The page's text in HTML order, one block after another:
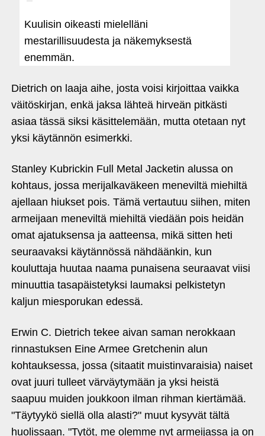
Kuulisin oikeasti mielelläni
mestarillisuudesta ja näkemyksestä
enemmän.
Dietrich on laaja aihe, josta voisi kirjoittaa vaikka
väitöskirjan, enkä jaksa lähteä hirveän pitkästi
asiaa tässä siksi käsittelemään, mutta otetaan nyt
yksi käytännön esimerkki.
Stanley Kubrickin Full Metal Jacketin alussa on
kohtaus, jossa merijalkaväkeen meneviltä miehiltä
ajellaan hiukset pois. Tämä vertautuu siihen, miten
armeijaan meneviltä miehiltä viedään pois heidän
omat ajatuksensa ja aatteensa, mikä sitten heti
seuraavaksi käytännössä nähdäänkin, kun
kouluttaja huutaa naama punaisena seuraavat viisi
minuuttia tasapäistetyksi laumaksi pelkistetyn
kaljun miesporukan edessä.
Erwin C. Dietrich tekee aivan saman nerokkaan
rinnastuksen Eine Armee Gretchenin alun
kohtauksessa, jossa (sitaatit muistinvaraisia) naiset
ovat juuri tulleet värväytymään ja yksi heistä
saapuu muiden joukkoon ilman rihman kiertämää.
"Täytyykö siellä olla alasti?" muut kysyvät tältä
huolissaan. "Tytöt, me olemme nyt armeijassa ja on